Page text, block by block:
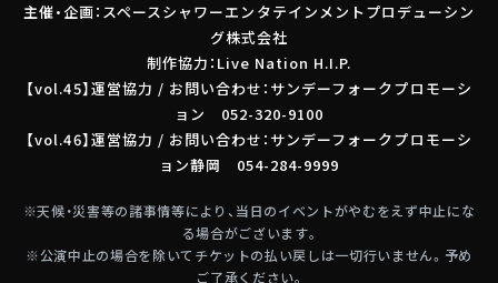
主催・企画：スペースシャワーエンタテインメントプロデューシン
グ株式会社
制作協力：Live Nation H.I.P.
【vol.45】運営協力 / お問い合わせ：サンデーフォークプロモーシ
ョン 052-320-9100
【vol.46】運営協力 / お問い合わせ：サンデーフォークプロモーシ
ョン静岡 054-284-9999
※天候・災害等の諸事情等により、当日のイベントがやむをえず中止にな
る場合がございます｡
※公演中止の場合を除いてチケットの払い戻しは一切行いません。予め
ご了承ください｡